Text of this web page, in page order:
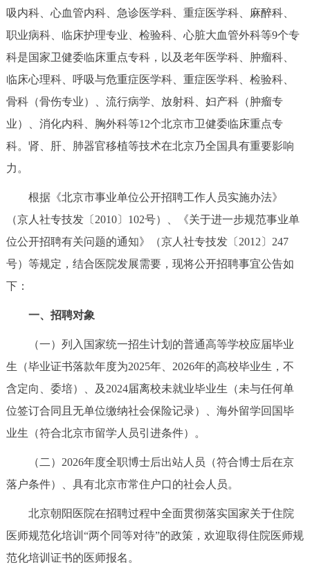
中介服务 阳光政务
政民互动
参与调查 在线访谈 图说互动
北京概况 十六区概览 人文北京
绿色北京 图说北京 视频北京
한국어
ESPAÑOL العربية PORTUGUÊS
ITALIANO
回到顶部
吸内科、心血管内科、急诊医学科、重症医学科、麻醉科、
职业病科、临床护理专业、检验科、心脏大血管外科等9个专
科是国家卫健委临床重点专科，以及老年医学科、肿瘤科、
临床心理科、呼吸与危重症医学科、重症医学科、检验科、
骨科（骨伤专业）、流行病学、放射科、妇产科（肿瘤专
业）、消化内科、胸外科等12个北京市卫健委临床重点专
科。肾、肝、肺器官移植等技术在北京乃全国具有重要影响
力。
根据《北京市事业单位公开招聘工作人员实施办法》
（京人社专技发〔2010〕102号）、《关于进一步规范事业单
位公开招聘有关问题的通知》（京人社专技发〔2012〕247
号）等规定，结合医院发展需要，现将公开招聘事宜公告如
下：
一、招聘对象
（一）列入国家统一招生计划的普通高等学校应届毕业
生（毕业证书落款年度为2025年、2026年的高校毕业生，不
含定向、委培）、及2024届离校未就业毕业生（未与任何单
位签订合同且无单位缴纳社会保险记录）、海外留学回国毕
业生（符合北京市留学人员引进条件）。
（二）2026年度全职博士后出站人员（符合博士后在京
落户条件）、具有北京市常住户口的社会人员。
北京朝阳医院在招聘过程中全面贯彻落实国家关于住院
医师规范化培训“两个同等对待”的政策，欢迎取得住院医师规
范化培训证书的医师报名。